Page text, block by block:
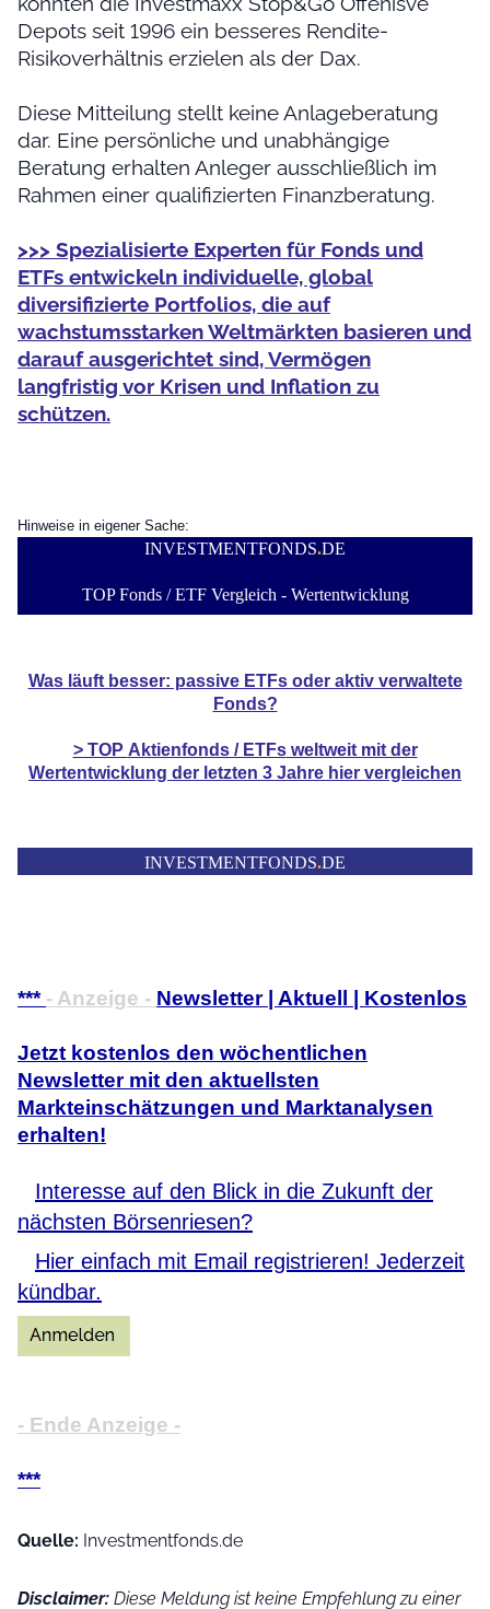
Depots seit 1996 ein besseres Rendite-
Risikoverhältnis erzielen als der Dax.
Diese Mitteilung stellt keine Anlageberatung
dar. Eine persönliche und unabhängige
Beratung erhalten Anleger ausschließlich im
Rahmen einer qualifizierten Finanzberatung.
>>> Spezialisierte Experten für Fonds und
ETFs entwickeln individuelle, global
diversifizierte Portfolios, die auf
wachstumsstarken Weltmärkten basieren und
darauf ausgerichtet sind, Vermögen
langfristig vor Krisen und Inflation zu
schützen.
Hinweise in eigener Sache:
INVESTMENTFONDS.DE
TOP Fonds / ETF Vergleich - Wertentwicklung
Was läuft besser: passive ETFs oder aktiv verwaltete
Fonds?
> TOP Aktienfonds / ETFsweltweit mit der
Wertentwicklung der letzten 3 Jahre hier vergleichen
INVESTMENTFONDS.DE
*** - Anzeige - Newsletter | Aktuell | Kostenlos
Jetzt kostenlos den wöchentlichen
Newsletter mit den aktuellsten
Markteinschätzungen und Marktanalysen
erhalten!
Interesse auf den Blick in die Zukunft der
nächsten Börsenriesen?
Hier einfach mit Email registrieren! Jederzeit
kündbar.
- Ende Anzeige -
***
Quelle: Investmentfonds.de
Disclaimer: Diese Meldung ist keine Empfehlung zu einer